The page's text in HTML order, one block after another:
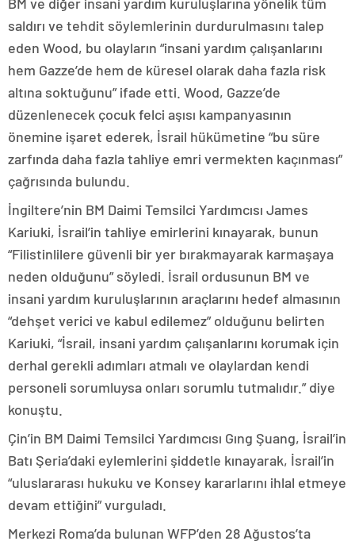
saldırı ve tehdit söylemlerinin durdurulmasını talep
eden Wood, bu olayların “insani yardım çalışanlarını
hem Gazze’de hem de küresel olarak daha fazla risk
altına soktuğunu” ifade etti. Wood, Gazze’de
düzenlenecek çocuk felci aşısı kampanyasının
önemine işaret ederek, İsrail hükümetine “bu süre
zarfında daha fazla tahliye emri vermekten kaçınması”
çağrısında bulundu.
İngiltere’nin BM Daimi Temsilci Yardımcısı James
Kariuki, İsrail’in tahliye emirlerini kınayarak, bunun
“Filistinlilere güvenli bir yer bırakmayarak karmaşaya
neden olduğunu” söyledi. İsrail ordusunun BM ve
insani yardım kuruluşlarının araçlarını hedef almasının
“dehşet verici ve kabul edilemez” olduğunu belirten
Kariuki, “İsrail, insani yardım çalışanlarını korumak için
derhal gerekli adımları atmalı ve olaylardan kendi
personeli sorumluysa onları sorumlu tutmalıdır.” diye
konuştu.
Çin’in BM Daimi Temsilci Yardımcısı Gıng Şuang, İsrail’in
Batı Şeria’daki eylemlerini şiddetle kınayarak, İsrail’in
“uluslararası hukuku ve Konsey kararlarını ihlal etmeye
devam ettiğini” vurguladı.
Merkezi Roma’da bulunan WFP’den 28 Ağustos’ta